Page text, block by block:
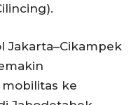
Jakarta–Cikampek
ke